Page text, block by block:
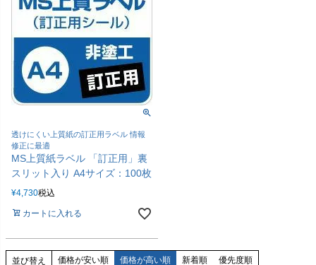
透けにくい上質紙の訂正用ラベル 情報
修正に最適
MS上質紙ラベル 「訂正用」裏
スリット入り A4サイズ：100枚
¥4,730税込
カートに入れる
並び替え 価格が安い順 価格が高い順 新着順 優先度順